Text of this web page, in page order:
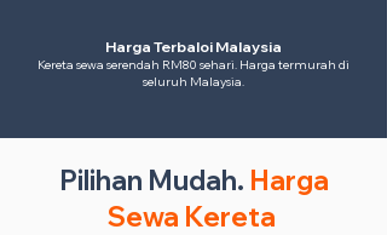
Harga Terbaloi Malaysia
Kereta sewa serendah RM80 sehari. Harga termurah di
seluruh Malaysia.
Pilihan Mudah. Harga
Sewa Kereta